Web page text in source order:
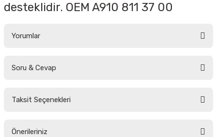
desteklidir. OEM A910 811 37 00
Yorumlar
Soru & Cevap
Taksit Seçenekleri
Önerileriniz